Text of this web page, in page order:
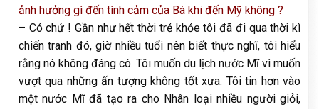
ảnh hưởng gì đến tình cảm của Bà khi đến Mỹ không ?
– Có chứ ! Gần như hết thời trẻ khỏe tôi đã đi qua thời kì
chiến tranh đó, giờ nhiều tuổi nên biết thực nghĩ, tôi hiểu
rằng nó không đáng có. Tôi muốn du lịch nước Mĩ vì muốn
vượt qua những ấn tượng không tốt xưa. Tôi tin hơn vào
một nước Mĩ đã tạo ra cho Nhân loại nhiều người giỏi,